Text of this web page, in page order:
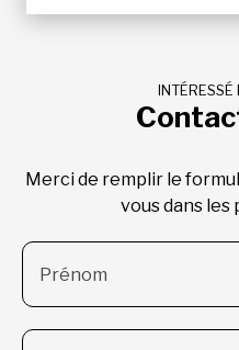
INTÉRESSÉ
Merci de remplir le
vous dans les
Prénom